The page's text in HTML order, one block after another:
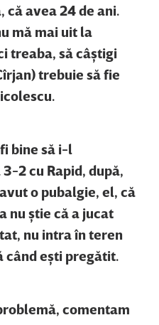
că avea 24 de ani.
mă mai uit la
treaba, să câştigi
trebuie să fie
bine să i-l
2 cu Rapid, după,
o pubalgie, el, că
nu ştie că a jucat
nu intra în teren
când eşti pregătit.
comentam